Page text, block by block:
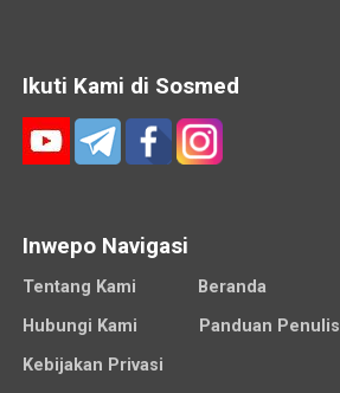
Ikuti Kami di Sosmed
Inwepo Navigasi
Tentang Kami
Beranda
Hubungi Kami
Panduan Penulis
Kebijakan Privasi